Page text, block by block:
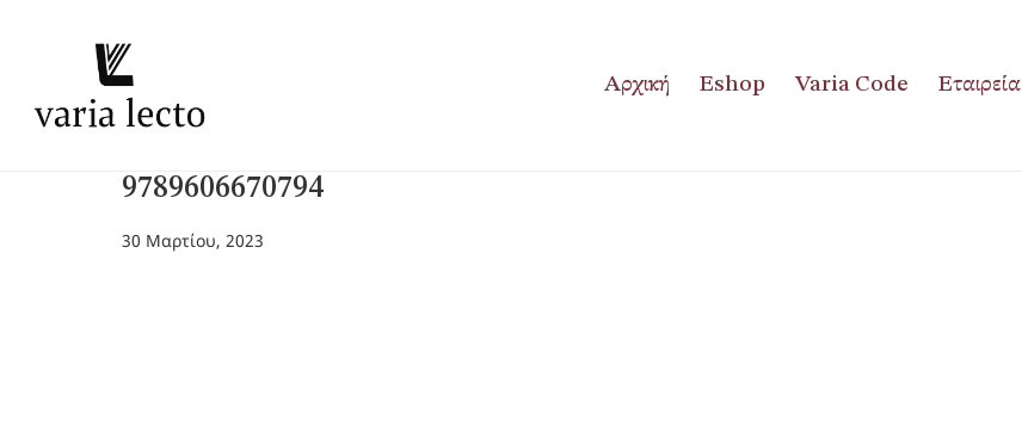
Αρχική Eshop Varia Code Εταιρεία
9789606670794
30 Μαρτίου, 2023